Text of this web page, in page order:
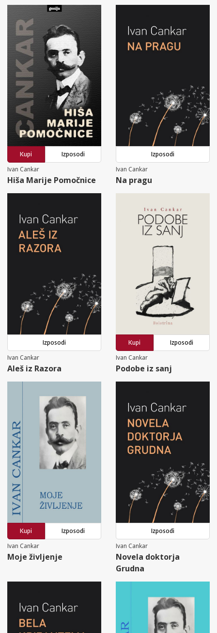
Kupi
Izposodi
Ivan Cankar
Hiša Marije Pomočnice
Izposodi
Ivan Cankar
Na pragu
Izposodi
Ivan Cankar
Aleš iz Razora
Kupi
Izposodi
Ivan Cankar
Podobe iz sanj
Kupi
Izposodi
Ivan Cankar
Moje življenje
Izposodi
Ivan Cankar
Novela doktorja
Grudna